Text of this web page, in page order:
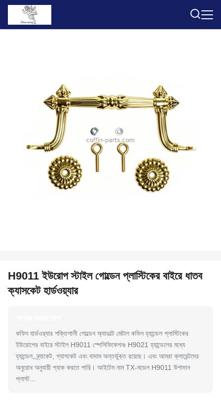
H9011 ইউরোপ স্টাইল গোল্ডেন প্লাস্টিকের বাইরে ধাতব
ক্যাসকেট হার্ডওয়্যার
কফিন হার্ডওয়্যার শক্তিশালী গোল্ডেন অ্যাডাল্ট মেটাল কফিন হ্যান্ডেল প্লাস্টিকের
ইউরোপের বাইরে স্টাইল H9011 স্পেসিফিকেশনঃ H9021 হ্যান্ডেলের মধ্যে
হ্যান্ডেল, ব্র্যাকেট, গ্যাসকেট এবং বাদাম অন্তর্ভুক্ত রয়েছে। এবং আমরা ক্লায়েন্টদের
অনুরোধ অনুযায়ী প্যাক করতে পারি। আইটেম নাম TX-মডেল H9011 উপাদান
প্লাস্ট...